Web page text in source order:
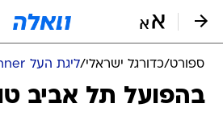
ספורט/כדורגל ישראלי/ליגת העל Winner
בהפועל תל אביב